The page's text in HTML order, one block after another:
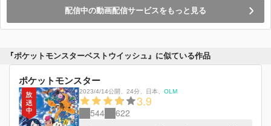
配信中の動画配信サービスをもっと見る
『ポケットモンスターベストウイッシュ』に似ている作品
ポケットモンスター
2023/4/14公開 24分 日本 OLM
3.9
544 622